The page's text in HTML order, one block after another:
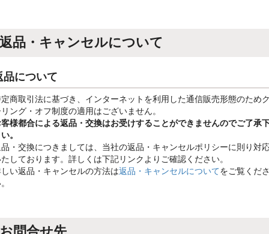
返品・キャンセルについて
品について
商取引法に基づき、インターネットを利用した通信販売形態のため
ング・オフ制度の適用はございません。
様都合による返品・交換はお受けすることができませんのでご了承
。
・交換につきましては、当社の返品・キャンセルポリシーに則り対
しております。詳しくは下記リンクよりご確認ください。
い返品・キャンセルの方法は返品・キャンセルについてをご覧くだ